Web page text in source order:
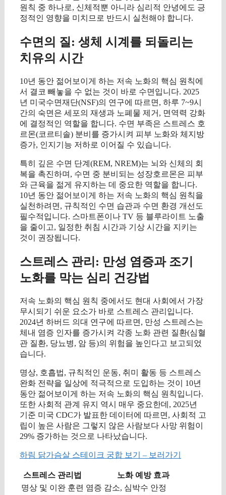
원칙 중 하나로, 신체적뿐 아니라 심리적 안녕에도 긍
정적인 영향을 미치므로 반드시 실천해야 합니다.
수면의 질: 생체 시계를 되돌리는
치유의 시간
10년 동안 젊어보이게 하는 저속 노화의 핵심 원칙에
서 결코 빼놓을 수 없는 것이 바로 수면입니다. 2025
년 미국수면재단(NSF)의 연구에 따르면, 하루 7~9시
간의 숙면은 세포의 재생과 노폐물 제거, 면역력 강화
에 결정적인 역할을 합니다. 수면 부족은 스트레스 호
르몬(코르티솔) 분비를 증가시켜 피부 노화와 체지방
증가, 인지기능 저하로 이어질 수 있습니다.
특히 깊은 수면 단계(REM, NREM)는 뇌와 신체의 회
복을 촉진하며, 수면 중 분비되는 성장호르몬은 피부
와 근육을 젊게 유지하는 데 중요한 역할을 합니다.
10년 동안 젊어보이게 하는 저속 노화의 핵심 원칙을
실천하려면, 규칙적인 수면 습관과 수면 환경 개선도
필수적입니다. 스마트폰이나 TV 등 블루라이트 노출
을 줄이고, 일정한 취침 시간과 기상 시간을 지키는
것이 권장됩니다.
스트레스 관리: 만성 염증과 조기
노화를 막는 심리 건강법
저속 노화의 핵심 원칙 중에서도 현대 사회에서 가장
무시되기 쉬운 요소가 바로 스트레스 관리입니다.
2024년 하버드 의대 연구에 따르면, 만성 스트레스는
체내 염증 인자를 증가시켜 각종 노화 관련 질환(심혈
관 질환, 당뇨병, 암 등)의 위험을 높인다고 보고되었
습니다.
명상, 호흡법, 규칙적인 운동, 취미 활동 등 스트레스
완화 전략을 일상에 적극적으로 도입하는 것이 10년
동안 젊어보이게 하는 저속 노화의 핵심 원칙입니다.
또한 사회적 관계 유지 역시 매우 중요한데, 2025년
기준 미국 CDC가 발표한 데이터에 따르면, 사회적 고
립이 높은 사람은 그렇지 않은 사람보다 사망 위험이
29% 증가하는 것으로 나타났습니다.
하림 닭가슴살 스테이크 궁합 보기 – 보러가기
스트레스 관리법
노화 예방 효과
명상 및 이완 훈련 염증 감소, 심박수 안정